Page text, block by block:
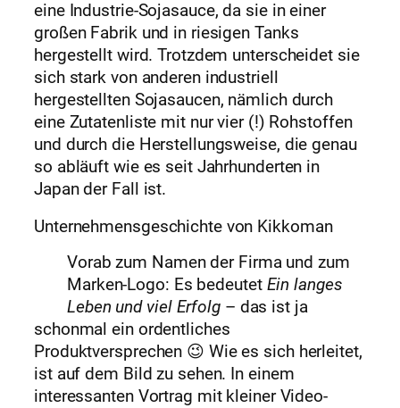
eine Industrie-Sojasauce, da sie in einer
großen Fabrik und in riesigen Tanks
hergestellt wird. Trotzdem unterscheidet sie
sich stark von anderen industriell
hergestellten Sojasaucen, nämlich durch
eine Zutatenliste mit nur vier (!) Rohstoffen
und durch die Herstellungsweise, die genau
so abläuft wie es seit Jahrhunderten in
Japan der Fall ist.
Unternehmensgeschichte von Kikkoman
Vorab zum Namen der Firma und zum
Marken-Logo: Es bedeutet Ein langes
Leben und viel Erfolg– das ist ja
schonmal ein ordentliches
Produktversprechen 😉 Wie es sich herleitet,
ist auf dem Bild zu sehen. In einem
interessanten Vortrag mit kleiner Video-